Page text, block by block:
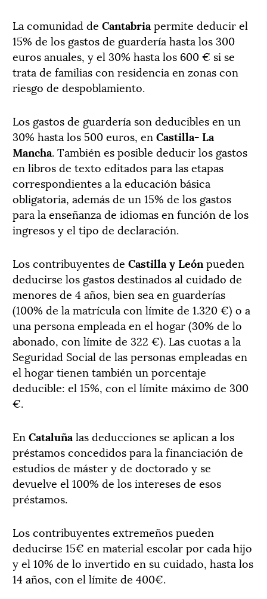
La comunidad de Cantabria permite deducir el
15% de los gastos de guardería hasta los 300
euros anuales, y el 30% hasta los 600 € si se
trata de familias con residencia en zonas con
riesgo de despoblamiento.
Los gastos de guardería son deducibles en un
30% hasta los 500 euros, en Castilla- La
Mancha. También es posible deducir los gastos
en libros de texto editados para las etapas
correspondientes a la educación básica
obligatoria, además de un 15% de los gastos
para la enseñanza de idiomas en función de los
ingresos y el tipo de declaración.
Los contribuyentes de Castilla y León pueden
deducirse los gastos destinados al cuidado de
menores de 4 años, bien sea en guarderías
(100% de la matrícula con límite de 1.320 €) o a
una persona empleada en el hogar (30% de lo
abonado, con límite de 322 €). Las cuotas a la
Seguridad Social de las personas empleadas en
el hogar tienen también un porcentaje
deducible: el 15%, con el límite máximo de 300
€.
En Cataluña las deducciones se aplican a los
préstamos concedidos para la financiación de
estudios de máster y de doctorado y se
devuelve el 100% de los intereses de esos
préstamos.
Los contribuyentes extremeños pueden
deducirse 15€ en material escolar por cada hijo
y el 10% de lo invertido en su cuidado, hasta los
14 años, con el límite de 400€.